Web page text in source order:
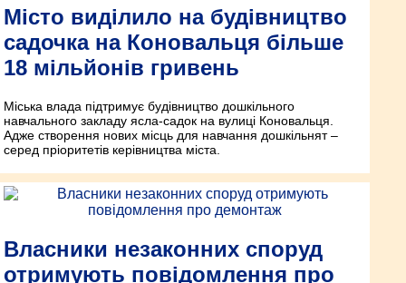
Місто виділило на будівництво
садочка на Коновальця більше
18 мільйонів гривень
Міська влада підтримує будівництво дошкільного
навчального закладу ясла-садок на вулиці Коновальця.
Адже створення нових місць для навчання дошкільнят –
серед пріоритетів керівництва міста.
Власники незаконних споруд
отримують повідомлення про